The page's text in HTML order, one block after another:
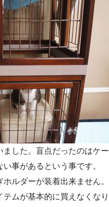
した。盲点だったのはケー
事があるという事です。
ルダーが装着出来ません。
ムが基本的に買えなくなり